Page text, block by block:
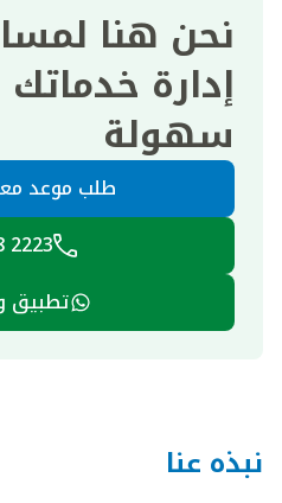
نحن هنا
إدارة
سهولة
طلب موعد
2223 8 800
تطبيق
نبذه عنا